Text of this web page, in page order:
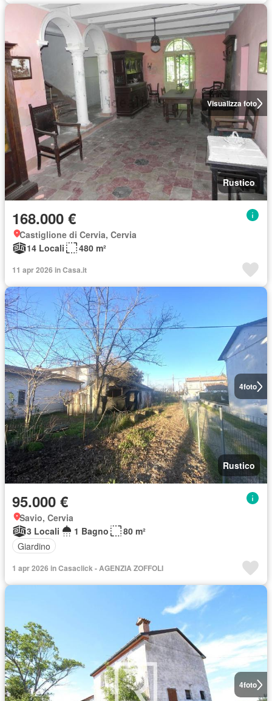
Visualizza foto
Rustico
168.000 €
Castiglione di Cervia, Cervia
14 Locali
480 m²
11 apr 2026 in Casa.it
4foto
Rustico
95.000 €
Savio, Cervia
3 Locali
1 Bagno
80 m²
Giardino
1 apr 2026 in Casaclick - AGENZIA ZOFFOLI
4foto